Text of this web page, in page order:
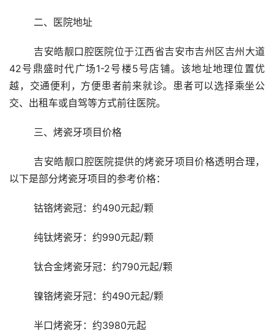
	二、医院地址
42号鼎盛时代广场1-2号楼5号店铺。该地址地理位置优
越，交通便利，方便患者前来就诊。患者可以选择乘坐公
交、出租车或自驾等方式前往医院。
	三、烤瓷牙项目价格
以下是部分烤瓷牙项目的参考价格：
	钴铬烤瓷冠：约490元起/颗
	纯钛烤瓷牙：约990元起/颗
	钛合金烤瓷牙冠：约790元起/颗
	镍铬烤瓷牙冠：约490元起/颗
	半口烤瓷牙：约3980元起